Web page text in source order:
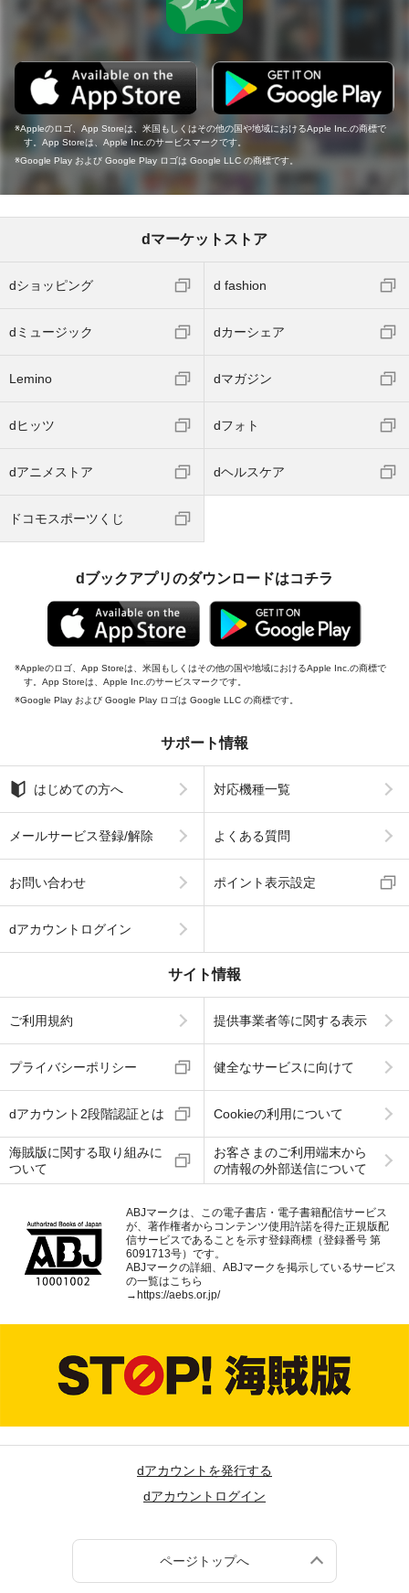
Appleのロゴ、App Storeは、米国もしくはその他の国や地域におけるApple Inc.の商標で
す。App Storeは、Apple Inc.のサービスマークです。
Google Play および Google Play ロゴは Google LLC の商標です。
dマーケットストア
dショッピング d fashion
dミュージック dカーシェア
Lemino dマガジン
dヒッツ dフォト
dアニメストア dヘルスケア
ドコモスポーツくじ
dブックアプリのダウンロードはコチラ
Appleのロゴ、App Storeは、米国もしくはその他の国や地域におけるApple Inc.の商標で
す。App Storeは、Apple Inc.のサービスマークです。
Google Play および Google Play ロゴは Google LLC の商標です。
サポート情報
はじめての方へ 対応機種一覧
メールサービス登録/解除 よくある質問
お問い合わせ ポイント表示設定
dアカウントログイン
サイト情報
ご利用規約 提供事業者等に関する表示
プライバシーポリシー 健全なサービスに向けて
dアカウント2段階認証とは Cookieの利用について
海賊版に関する取り組みに
ついて
お客さまのご利用端末から
の情報の外部送信について
ABJマークは、この電子書店・電子書籍配信サービス
が、著作権者からコンテンツ使用許諾を得た正規版配
信サービスであることを示す登録商標（登録番号 第
6091713号）です。
ABJマークの詳細、ABJマークを掲示しているサービス
の一覧はこちら
→https://aebs.or.jp/
dアカウントを発行する
dアカウントログイン
ページトップへ